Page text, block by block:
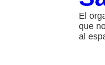
El
que
al